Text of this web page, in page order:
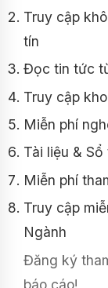
Truy cập
tín
Đọc tin tức
Truy cập
Miễn phí
Tài liệu &
Miễn phí
Truy cập
Ngành
Đăng ký
báo cáo!